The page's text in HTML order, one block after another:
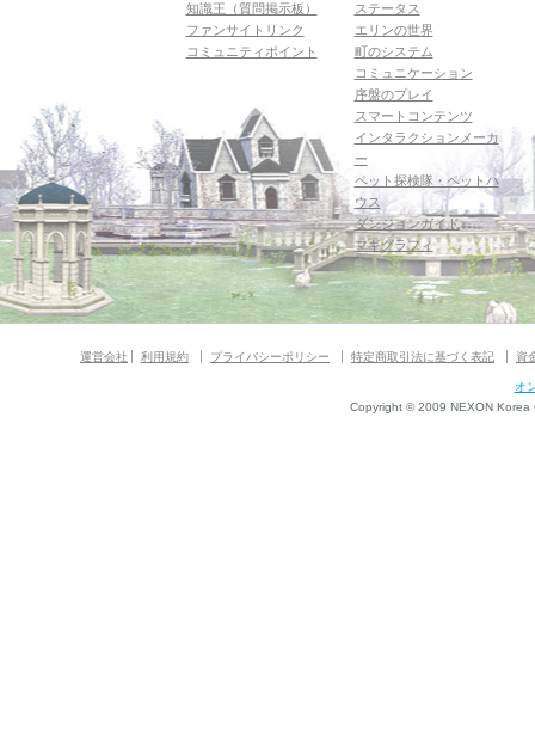
知識王（質問掲示板）
ファンサイトリンク
コミュニティポイント
ステータス
エリンの世界
町のシステム
コミュニケーション
序盤のプレイ
スマートコンテンツ
インタラクションメーカ
ー
ペット探検隊・ペットハ
ウス
ダンジョンガイド
マギグラフィ
運営会社 利用規約 プライバシーポリシー 特定商取引法に基づく表記 資
オ
Copyright © 2009 NEXON Korea